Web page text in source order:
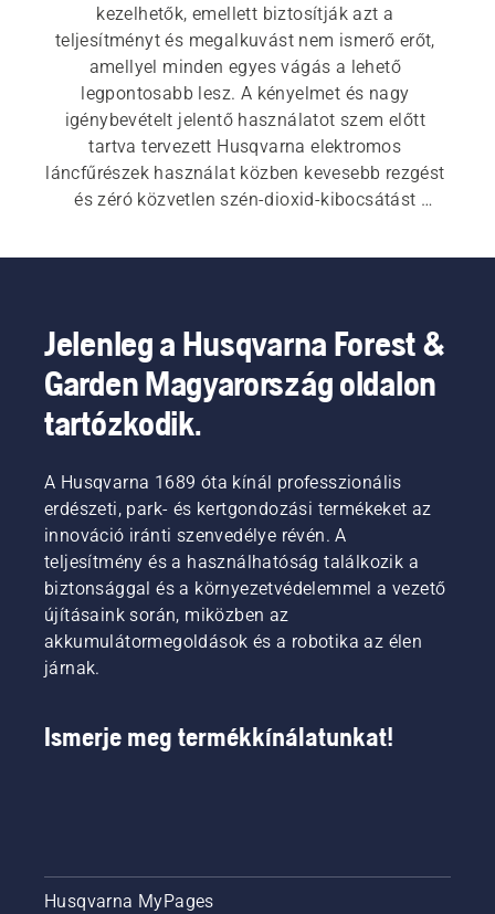
kezelhetők, emellett biztosítják azt a
teljesítményt és megalkuvást nem ismerő erőt,
amellyel minden egyes vágás a lehető
legpontosabb lesz. A kényelmet és nagy
igénybevételt jelentő használatot szem előtt
tartva tervezett Husqvarna elektromos
láncfűrészek használat közben kevesebb rezgést
és zéró közvetlen szén-dioxid-kibocsátást
hogy a kert, földterület vagy bármilyen egyéb hely
kevesebb karbantartást igényelnek, így
egyszerűen fenntarthatók, emellett időt,
erőfeszítést és pénzt takarítanak meg az Ön
számára. Önnek csak annyi a dolga, hogy büszke
legyen az eredményre. Tekintse meg
Jelenleg a Husqvarna Forest &
Garden Magyarország oldalon
tartózkodik.
A Husqvarna 1689 óta kínál professzionális
erdészeti, park- és kertgondozási termékeket az
innováció iránti szenvedélye révén. A
teljesítmény és a használhatóság találkozik a
biztonsággal és a környezetvédelemmel a vezető
újításaink során, miközben az
akkumulátormegoldások és a robotika az élen
járnak.
Ismerje meg termékkínálatunkat!
Husqvarna MyPages